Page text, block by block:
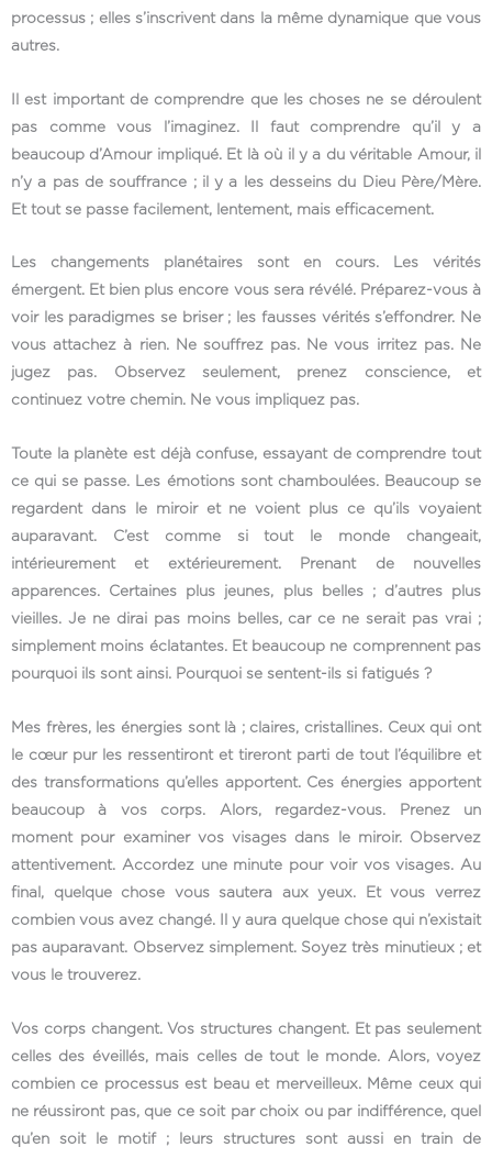
processus ; elles s’inscrivent dans la même dynamique que vous
autres.
Il est important de comprendre que les choses ne se déroulent
pas comme vous l’imaginez. Il faut comprendre qu’il y a
beaucoup d’Amour impliqué. Et là où il y a du véritable Amour, il
n’y a pas de souffrance ; il y a les desseins du Dieu Père/Mère.
Et tout se passe facilement, lentement, mais efficacement.
Les changements planétaires sont en cours. Les vérités
émergent. Et bien plus encore vous sera révélé. Préparez-vous à
voir les paradigmes se briser ; les fausses vérités s’effondrer. Ne
vous attachez à rien. Ne souffrez pas. Ne vous irritez pas. Ne
jugez pas. Observez seulement, prenez conscience, et
continuez votre chemin. Ne vous impliquez pas.
Toute la planète est déjà confuse, essayant de comprendre tout
ce qui se passe. Les émotions sont chamboulées. Beaucoup se
regardent dans le miroir et ne voient plus ce qu’ils voyaient
auparavant. C’est comme si tout le monde changeait,
intérieurement et extérieurement. Prenant de nouvelles
apparences. Certaines plus jeunes, plus belles ; d’autres plus
vieilles. Je ne dirai pas moins belles, car ce ne serait pas vrai ;
simplement moins éclatantes. Et beaucoup ne comprennent pas
pourquoi ils sont ainsi. Pourquoi se sentent-ils si fatigués ?
Mes frères, les énergies sont là ; claires, cristallines. Ceux qui ont
le cœur pur les ressentiront et tireront parti de tout l’équilibre et
des transformations qu’elles apportent. Ces énergies apportent
beaucoup à vos corps. Alors, regardez-vous. Prenez un
moment pour examiner vos visages dans le miroir. Observez
attentivement. Accordez une minute pour voir vos visages. Au
final, quelque chose vous sautera aux yeux. Et vous verrez
combien vous avez changé. Il y aura quelque chose qui n’existait
pas auparavant. Observez simplement. Soyez très minutieux ; et
vous le trouverez.
Vos corps changent. Vos structures changent. Et pas seulement
celles des éveillés, mais celles de tout le monde. Alors, voyez
combien ce processus est beau et merveilleux. Même ceux qui
ne réussiront pas, que ce soit par choix ou par indifférence, quel
qu’en soit le motif ; leurs structures sont aussi en train de